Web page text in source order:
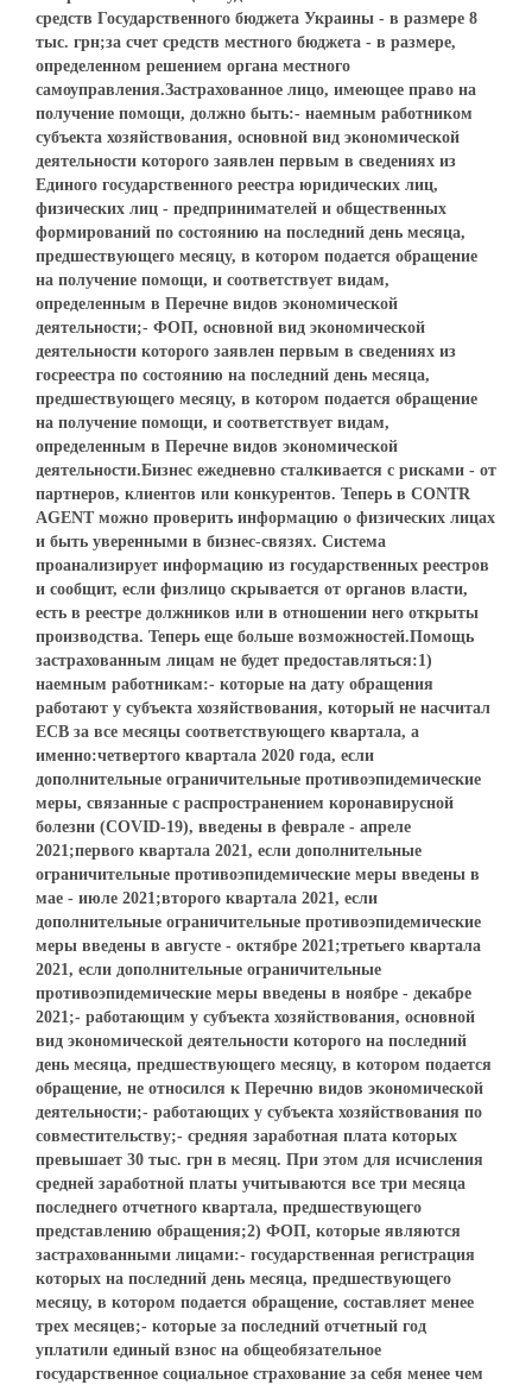
средств Государственного бюджета Украины - в размере 8
тыс. грн;за счет средств местного бюджета - в размере,
определенном решением органа местного
самоуправления.Застрахованное лицо, имеющее право на
получение помощи, должно быть:- наемным работником
субъекта хозяйствования, основной вид экономической
деятельности которого заявлен первым в сведениях из
Единого государственного реестра юридических лиц,
физических лиц - предпринимателей и общественных
формирований по состоянию на последний день месяца,
предшествующего месяцу, в котором подается обращение
на получение помощи, и соответствует видам,
определенным в Перечне видов экономической
деятельности;- ФОП, основной вид экономической
деятельности которого заявлен первым в сведениях из
госреестра по состоянию на последний день месяца,
предшествующего месяцу, в котором подается обращение
на получение помощи, и соответствует видам,
определенным в Перечне видов экономической
деятельности.Бизнес ежедневно сталкивается с рисками - от
партнеров, клиентов или конкурентов. Теперь в CONTR
AGENT можно проверить информацию о физических лицах
и быть уверенными в бизнес-связях. Система
проанализирует информацию из государственных реестров
и сообщит, если физлицо скрывается от органов власти,
есть в реестре должников или в отношении него открыты
производства. Теперь еще больше возможностей.Помощь
застрахованным лицам не будет предоставляться:1)
наемным работникам:- которые на дату обращения
работают у субъекта хозяйствования, который не насчитал
ЕСВ за все месяцы соответствующего квартала, а
именно:четвертого квартала 2020 года, если
дополнительные ограничительные противоэпидемические
меры, связанные с распространением коронавирусной
болезни (COVID-19), введены в феврале - апреле
2021;первого квартала 2021, если дополнительные
ограничительные противоэпидемические меры введены в
мае - июле 2021;второго квартала 2021, если
дополнительные ограничительные противоэпидемические
меры введены в августе - октябре 2021;третьего квартала
2021, если дополнительные ограничительные
противоэпидемические меры введены в ноябре - декабре
2021;- работающим у субъекта хозяйствования, основной
вид экономической деятельности которого на последний
день месяца, предшествующего месяцу, в котором подается
обращение, не относился к Перечню видов экономической
деятельности;- работающих у субъекта хозяйствования по
совместительству;- средняя заработная плата которых
превышает 30 тыс. грн в месяц. При этом для исчисления
средней заработной платы учитываются все три месяца
последнего отчетного квартала, предшествующего
представлению обращения;2) ФОП, которые являются
застрахованными лицами:- государственная регистрация
которых на последний день месяца, предшествующего
месяцу, в котором подается обращение, составляет менее
трех месяцев;- которые за последний отчетный год
уплатили единый взнос на общеобязательное
государственное социальное страхование за себя менее чем